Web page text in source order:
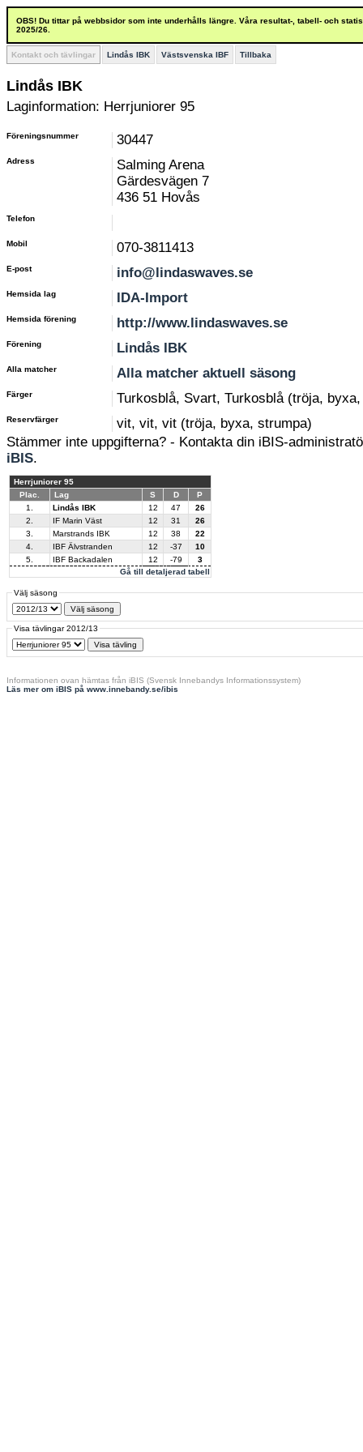
OBS! Du tittar på webbsidor som inte underhålls längre. Våra resultat-, tabell- och
2025/26.
Kontakt och tävlingar Lindås IBK Västsvenska IBF Tillbaka
Lindås IBK
Laginformation: Herrjuniorer 95
Föreningsnummer 30447
Adress
Salming Arena
Gärdesvägen 7
436 51 Hovås
Telefon
Mobil 070-3811413
E-post info@lindaswaves.se
Hemsida lag IDA-Import
Hemsida förening http://www.lindaswaves.se
Förening Lindås IBK
Alla matcher Alla matcher aktuell säsong
Färger Turkosblå, Svart, Turkosblå (tröja,
Reservfärger
vit, vit, vit (tröja, byxa, strumpa)
Stämmer inte uppgifterna? - Kontakta din iBIS-
iBIS.
Herrjuniorer 95
Plac.
Lag S D P
Gå till detaljerad tabell
1. Lindås IBK 12 47
26
2.
IF Marin Väst 12 31
26
3.
Marstrands IBK 12 38
22
4.
IBF Älvstranden 12 -37
10
5.
IBF Backadalen 12 -79 3
Välj säsong
Visa tävlingar 2012/13
Informationen ovan hämtas från iBIS (Svensk Innebandys Informationssystem)
Läs mer om iBIS på www.innebandy.se/ibis